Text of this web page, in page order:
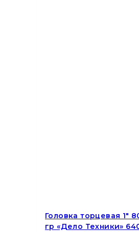
Головка торцевая 1″
гр «Дело Техники»